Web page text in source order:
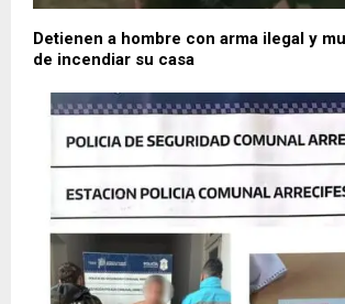
Detienen a hombre con arma ilegal y
de incendiar su casa